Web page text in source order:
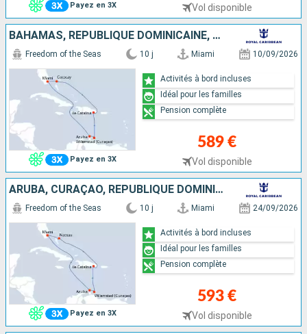
Payez en 3X Vol disponible
BAHAMAS, RÉPUBLIQUE DOMINICAINE, CURAÇAO, ARUBA, ÉTATS-UNIS
Payez en 3X
Freedom of the Seas 10 j Miami 10/09/2026
589 €
Vol disponible
Activités à bord incluses
Idéal pour les familles
Pension complète
ARUBA, CURAÇAO, RÉPUBLIQUE DOMINICAINE, BAHAMAS, ÉTATS-UNIS
Payez en 3X
Freedom of the Seas 10 j Miami 24/09/2026
593 €
Vol disponible
Activités à bord incluses
Idéal pour les familles
Pension complète